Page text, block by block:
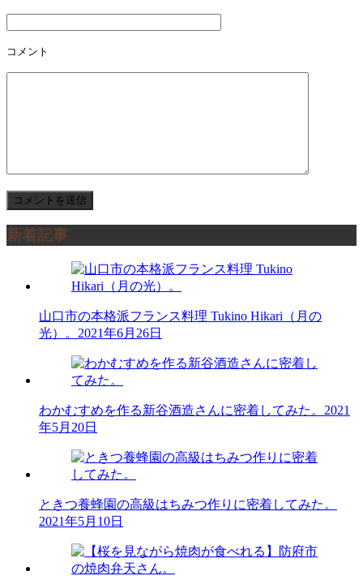
ン
コメント
新着記事
山口市の本格派フランス料理 Tukino Hikari（月の
光）。 2021年6月26日
わかむすめを作る新谷酒造さんに密着してみた。 2021
年5月20日
ときつ養蜂園の高級はちみつ作りに密着してみた。
2021年5月10日